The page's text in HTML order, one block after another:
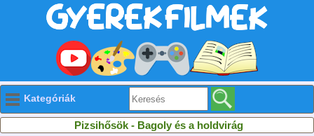
Kategóriák
Pizsihősök - Bagoly és a holdvirág